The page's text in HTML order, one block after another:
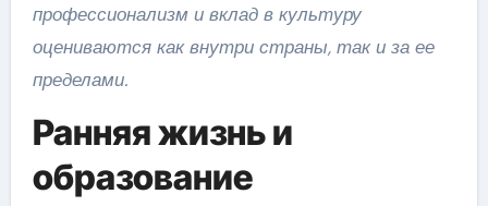
профессионализм и вклад в культуру
оцениваются как внутри страны, так и за ее
пределами.
Ранняя жизнь и
образование